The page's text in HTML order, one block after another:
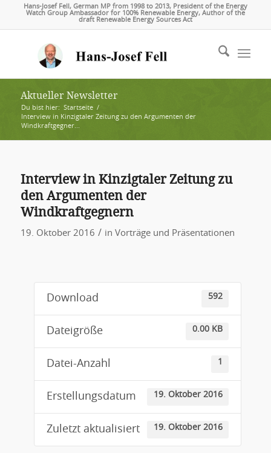
Hans-Josef Fell, German MP from 1998 to 2013, President of the Energy
Watch Group Ambassador for 100% Renewable Energy, Author of the
draft Renewable Energy Sources Act
Aktueller Newsletter
Du bist hier: Startseite /
Interview in Kinzigtaler Zeitung zu den Argumenten der
Windkraftgegner...
Interview in Kinzigtaler Zeitung zu
den Argumenten der
Windkraftgegnern
19. Oktober 2016 / in Vorträge und Präsentationen
Download 592
Dateigröße 0.00 KB
Datei-Anzahl 1
Erstellungsdatum 19. Oktober 2016
Zuletzt aktualisiert 19. Oktober 2016